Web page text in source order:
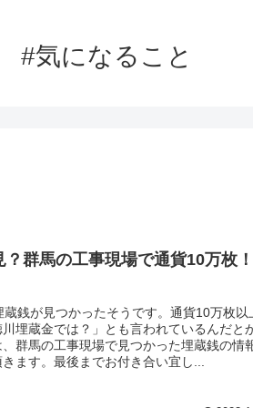
#気になること
？群馬の工事現場で通貨10万枚
銭が見つかったそうです。通貨10万枚以
埋蔵金では？」とも言われているんだと
群馬の工事現場で見つかった埋蔵銭の情
ます。最後までお付き合い宜し...